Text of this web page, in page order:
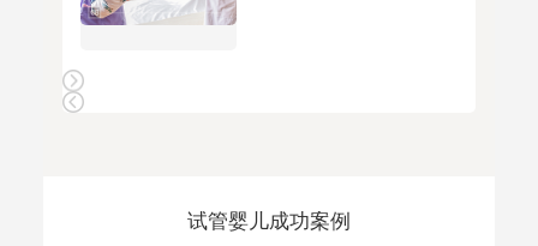
试管婴儿成功案例